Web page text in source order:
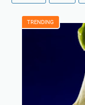
TRENDING